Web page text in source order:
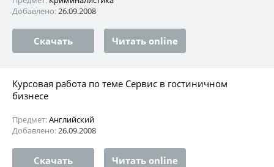
Добавлено:26.09.2008
Скачать Читать online
Курсовая работа по теме Сервис в гостиничном
бизнесе
Предмет:Английский
Добавлено:26.09.2008
Скачать Читать online